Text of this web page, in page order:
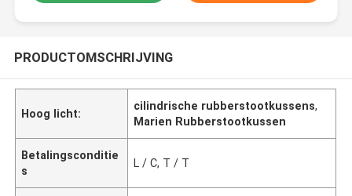
PRODUCTOMSCHRIJVING
Hoog licht:
cilindrische rubberstootkussens,
Marien Rubberstootkussen
Betalingsconditie
s
L / C, T / T